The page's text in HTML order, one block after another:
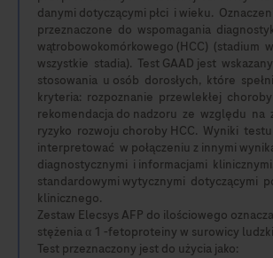
danymi dotyczącymi płci i wieku.
przeznaczone do wspomagania
wątrobowokomórkowego (HCC) (stadium
wszystkie stadia). Test GAAD jest
stosowania u osób dorosłych, które
kryteria: rozpoznanie przewlekłej
rekomendacja do nadzoru ze względu na
ryzyko rozwoju choroby HCC. Wyniki
interpretować w połączeniu z innymi
diagnostycznymi i informacjami
standardowymi wytycznymi dotyczącymi
klinicznego.
Zestaw Elecsys AFP do ilościowego
stężenia α 1 -fetoproteiny w surowicy
Test przeznaczony jest do użycia jako: